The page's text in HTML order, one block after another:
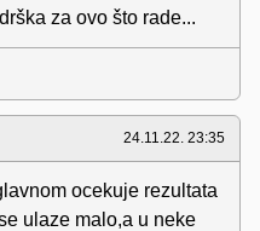
za ovo što rade...
24.11.22. 23:35
ocekuje rezultata
ulaze malo,a u neke